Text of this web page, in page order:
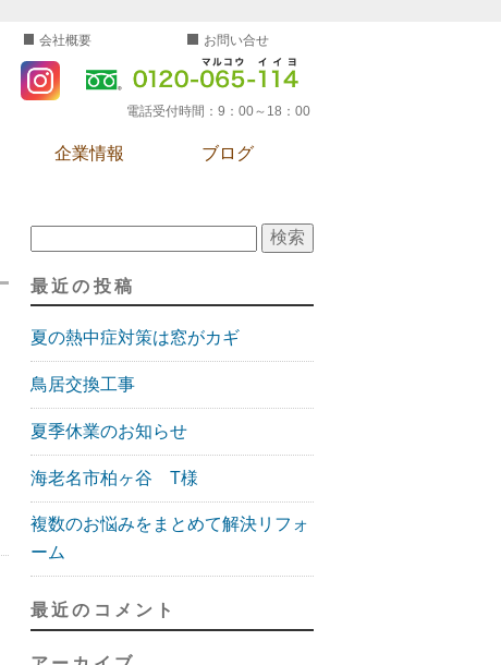
会社概要 お問い合せ
電話受付時間： 9：00～18：00
企業情報 ブログ
最近の投稿
夏の熱中症対策は窓がカギ
鳥居交換工事
夏季休業のお知らせ
海老名市柏ヶ谷 T様
複数のお悩みをまとめて解決リフォ
ーム
最近のコメント